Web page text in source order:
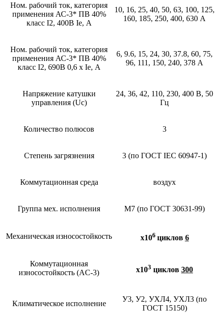
Ном. рабочий ток, категория
применения АС-3* ПВ 40%
класс I2, 400В Ie, А
10, 16, 25, 40, 50, 63, 100, 125,
160, 185, 250, 400, 630 А
Ном. рабочий ток, категория
применения АС-3* ПВ 40%
класс I2, 690В 0,6 х Ie, А
6, 9.6, 15, 24, 30, 37.8, 60, 75,
96, 111, 150, 240, 378 А
Напряжение катушки
управления (Uc)
24, 36, 42, 110, 230, 400 В, 50
Гц
Количество полюсов 3
Степень загрязнения 3 (по ГОСТ IEC 60947-1)
Коммутационная среда воздух
Группа мех. исполнения М7 (по ГОСТ 30631-99)
Механическая износостойкость х106 циклов 6
Коммутационная
износостойкость (AC-3)
х103 циклов 300
Климатическое исполнение
У3, У2, УХЛ4, УХЛ3 (по
ГОСТ 15150)